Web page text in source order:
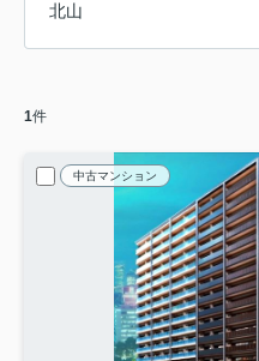
北山
1件
中古マンション